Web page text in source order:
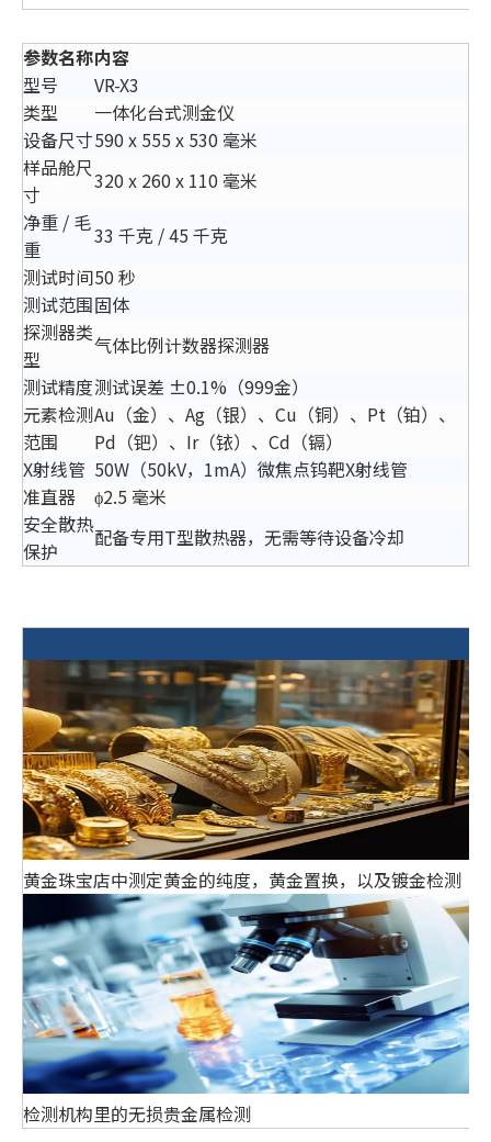
参数名称内容
型号
VR-X3
类型
一体化台式测金仪
设备尺寸590 x 555 x 530 毫米
样品舱尺
寸
320 x 260 x 110 毫米
净重 / 毛
重
33 千克 / 45 千克
测试时间50 秒
测试范围固体
探测器类
型
气体比例计数器探测器
测试精度测试误差 ±0.1%（999金）
元素检测
范围
Au（金）、Ag（银）、Cu（铜）、Pt（铂）、
Pd（钯）、Ir（铱）、Cd（镉）
X射线管 50W（50kV，1mA）微焦点钨靶X射线管
准直器
ϕ2.5 毫米
安全散热
保护
配备专用T型散热器，无需等待设备冷却
黄金珠宝店中测定黄金的纯度，黄金置换，以及镀金检测
检测机构里的无损贵金属检测